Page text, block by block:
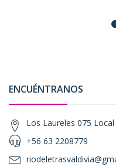
ENCUÉNTRANOS
Los Laureles 075
+56 63 2208779